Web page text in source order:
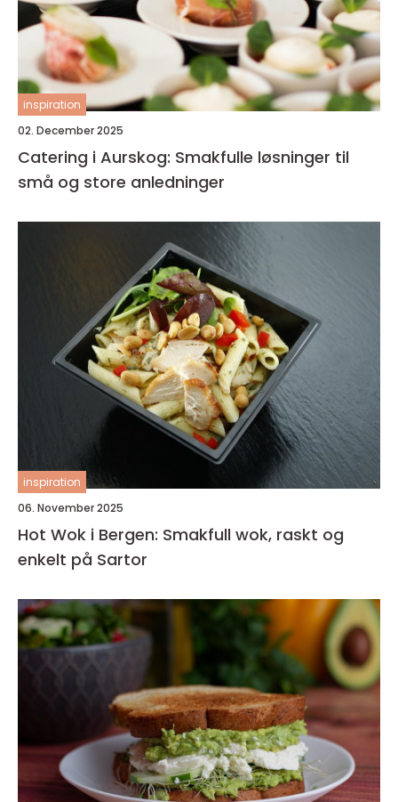
inspiration
02. December 2025
Catering i Aurskog: Smakfulle løsninger til
små og store anledninger
inspiration
06. November 2025
Hot Wok i Bergen: Smakfull wok, raskt og
enkelt på Sartor